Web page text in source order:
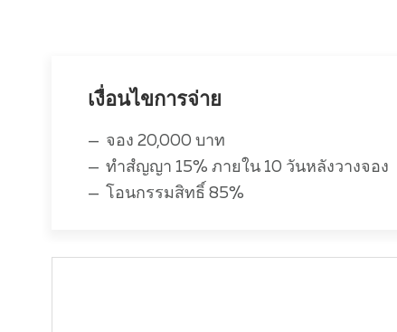
เงื่อนไขการจ่าย
จอง 20,000 บาท
ทำสํญญา 15% ภายใน 10 วันหลังวางจอง
โอนกรรมสิทธิ์ 85%